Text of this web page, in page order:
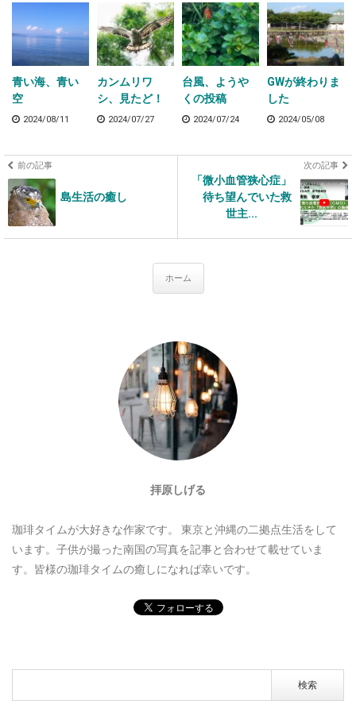
青い海、青い
空
2024/08/11
カンムリワ
シ、見たど！
2024/07/27
台風、ようや
くの投稿
2024/07/24
GWが終わりま
した
2024/05/08
前の記事
島生活の癒し
次の記事
「微小血管狭心症」
待ち望んでいた救
世主...
ホーム
拝原しげる
珈琲タイムが大好きな作家です。
東京と沖縄の二拠点生活をして
います。子供が撮った南国の写真を記事と合わせて載せていま
す。皆様の珈琲タイムの癒しになれば幸いです。